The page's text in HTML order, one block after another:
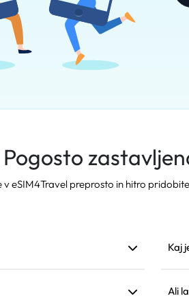
Pogosto
v eSIM4Travel preprosto in hitro
Kaj
Ali